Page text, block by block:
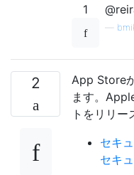
1
2
App Store
ます。
トをリリー
セキ
セキ